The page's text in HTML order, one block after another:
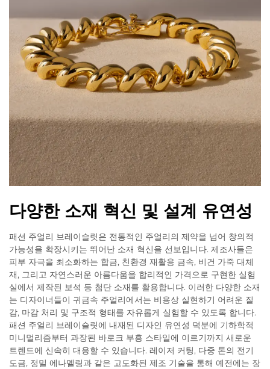
다양한 소재 혁신 및 설계 유연성
패션 주얼리 브레이슬릿은 전통적인 주얼리의 제약을 넘어 창의적
가능성을 확장시키는 뛰어난 소재 혁신을 선보입니다. 제조사들은
피부 자극을 최소화하는 합금, 친환경 재활용 금속, 비건 가죽 대체
재, 그리고 자연스러운 아름다움을 합리적인 가격으로 구현한 실험
실에서 제작된 보석 등 첨단 소재를 활용합니다. 이러한 다양한 소재
는 디자이너들이 귀금속 주얼리에서는 비용상 실현하기 어려운 질
감, 마감 처리 및 구조적 형태를 자유롭게 실험할 수 있도록 합니다.
패션 주얼리 브레이슬릿에 내재된 디자인 유연성 덕분에 기하학적
미니멀리즘부터 과장된 바로크 부흥 스타일에 이르기까지 새로운
트렌드에 신속히 대응할 수 있습니다. 레이저 커팅, 다중 톤의 전기
도금, 정밀 에나멜링과 같은 고도화된 제조 기술을 통해 예전에는 장